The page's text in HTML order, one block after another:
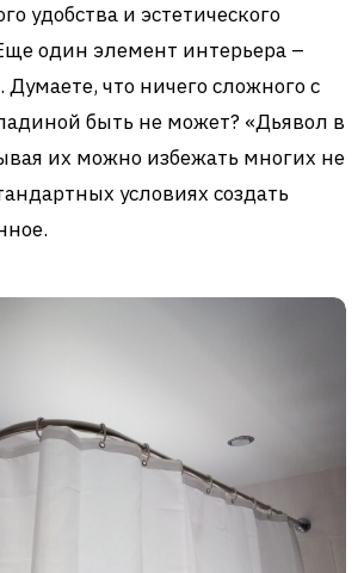
удобства и эстетического
один элемент интерьера –
Думаете, что ничего сложного с
быть не может? «Дьявол в
их можно избежать многих не
условиях создать